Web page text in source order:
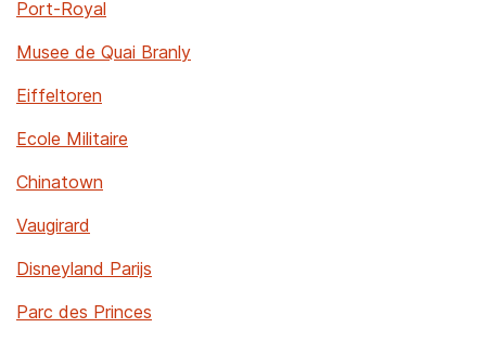
Port-Royal
Musee de Quai Branly
Eiffeltoren
Ecole Militaire
Chinatown
Vaugirard
Disneyland Parijs
Parc des Princes